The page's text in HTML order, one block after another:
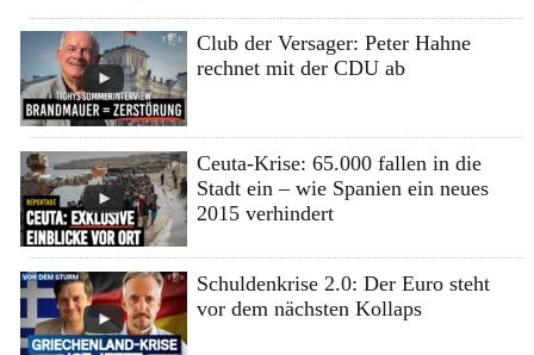
Club der Versager: Peter Hahne
rechnet mit der CDU ab
Ceuta-Krise: 65.000 fallen in die
Stadt ein – wie Spanien ein neues
2015 verhindert
Schuldenkrise 2.0: Der Euro steht
vor dem nächsten Kollaps